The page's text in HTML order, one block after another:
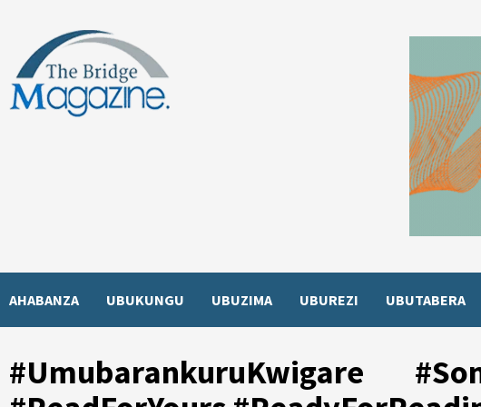
content
AHABANZA UBUKUNGU UBUZIMA UBUREZI UBUTABERA
#UmubarankuruKwigare